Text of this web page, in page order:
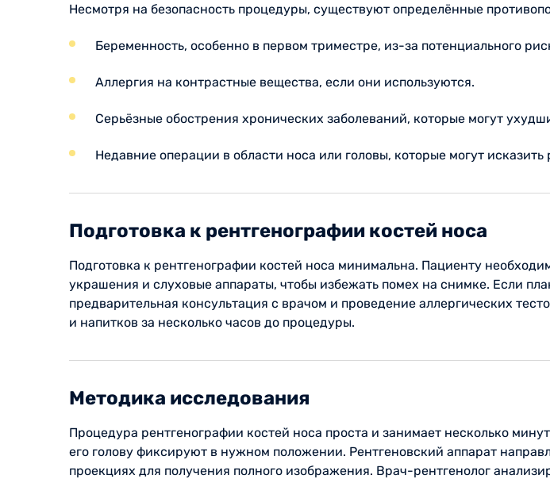
Несмотря на безопасность процедуры, существуют определённые
Беременность, особенно в первом триместре, из-за потенциального
Аллергия на контрастные вещества, если они используются.
Серьёзные обострения хронических заболеваний, которые могут
Недавние операции в области носа или головы, которые могут исказить
Подготовка к рентгенографии костей носа
Подготовка к рентгенографии костей носа минимальна. Пациенту
украшения и слуховые аппараты, чтобы избежать помех на снимке. Если
предварительная консультация с врачом и проведение аллергических
и напитков за несколько часов до процедуры.
Методика исследования
Процедура рентгенографии костей носа проста и занимает несколько
его голову фиксируют в нужном положении. Рентгеновский аппарат
проекциях для получения полного изображения. Врач-рентгенолог